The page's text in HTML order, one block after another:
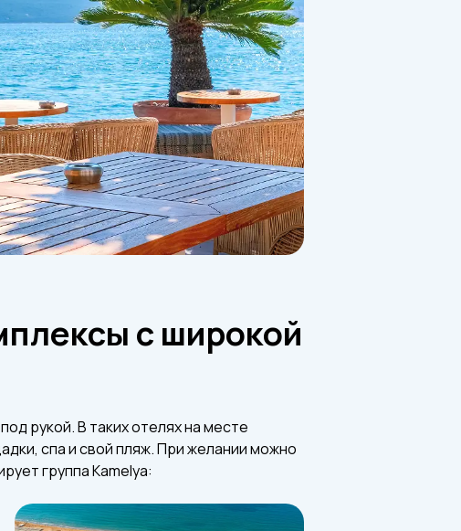
с широкой
рукой. В таких отелях на месте
спа и свой пляж. При желании можно
группа Kamelya: